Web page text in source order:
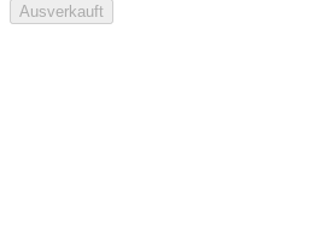
Ausverkauft